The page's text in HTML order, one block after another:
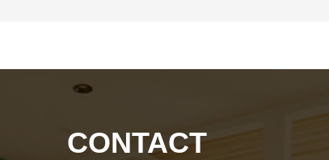
CONTACT